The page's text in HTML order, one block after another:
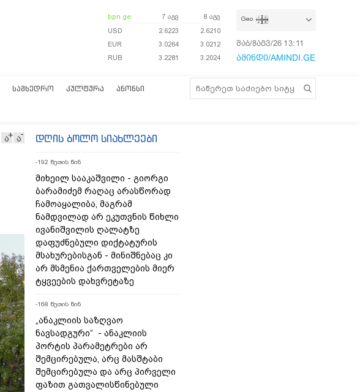
bpn.ge 7 აგვ
8 აგვ
USD
2.6223
2.6210
EUR
3.0264
3.0212
RUB
3.2281 3.2024
Geo
შაბ/8აგვ/26 13:11:05
ამინდი/AMINDI.GE
ᲡᲐᲛᲮᲔᲓᲠᲝ ᲙᲣᲚᲢᲣᲠᲐ ᲐᲜᲝᲜᲡᲘ
ა ა დღის ბოლო სიახლეები
-192 წუთის წინ
მიხეილ სააკაშვილი - გიორგი
ბარამიძემ რაღაც არასწორად
ჩამოაყალიბა, მაგრამ
ნამდვილად არ ეკუთვნის წიხლი
ივანიშვილის ღალატზე
დაფუძნებული დიქტატურის
მსახურებისგან - მინიშნებაც კი
არ მსმენია ქართველების მიერ
ტყვეების დახვრეტაზე
-168 წუთის წინ
„ანაკლიის საზღვაო
ნავსადგური“ - ანაკლიის
პორტის პარამეტრები არ
შემცირებულა, არც მასშტაბი
შემცირებულა და არც პირველი
ფაზით გათვალისწინებული